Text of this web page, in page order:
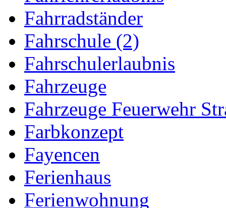
Fahrradständer
Fahrschule (2)
Fahrschulerlaubnis
Fahrzeuge
Fahrzeuge Feuerwehr
Farbkonzept
Fayencen
Ferienhaus
Ferienwohnung